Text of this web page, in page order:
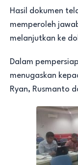
Hasil dokumen
memperoleh
melanjutkan ke
Dalam
menugaskan
Ryan, Rusmanto